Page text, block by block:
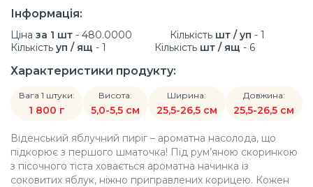
Інформація:
Ціна за 1 шт - 480.0000 Кількість шт / уп - 1
Кількість уп / ящ - 1 Кількість шт / ящ - 6
Характеристики продукту:
Вага 1 штуки:
1 800 г
Висота:
5,0-5,5 см
Ширина:
25,5-26,5 см
Довжина:
25,5-26,5 см
Віденський яблучний пиріг – ароматна насолода, що
підкорює з першого шматочка! Під рум’яною скоринкою
з пісочного тіста ховається ароматна начинка із
соковитих яблук, ніжно приправлених корицею. Кожен